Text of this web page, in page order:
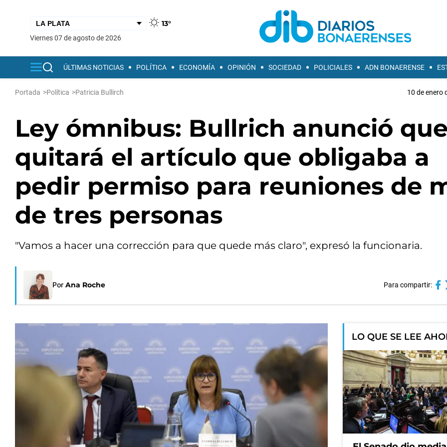
13°
viernes 07 de agosto de 2026
ÚLTIMAS NOTICIAS POLÍTICA ECONOMÍA OPINIÓN SOCIEDAD POLICIALES ADN BONAERENSE
Portada >Política >Patricia Bullirch 10 de enero
Ley ómnibus: Bullrich anunció
quitará el artículo que obligaba a
pedir permiso para reuniones de
de tres personas
"Vamos a hacer una corrección para que quede más claro", expresó la funcionaria.
Por Ana Roche Para compartir:
LO QUE SE LEE